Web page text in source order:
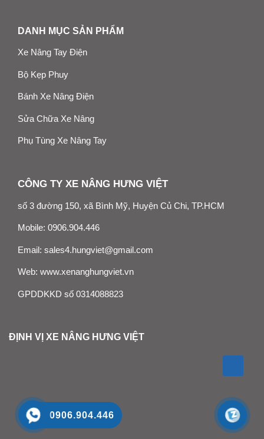
0906.904.446
DANH MỤC SẢN PHẨM
Xe Nâng Tay Điện
Bộ Kẹp Phuy
Bánh Xe Nâng Điện
Sửa Chữa Xe Nâng
Phụ Tùng Xe Nâng Tay
CÔNG TY XE NÂNG HƯNG VIỆT
số 3 đường 150, xã Bình Mỹ, Huyện Củ Chi, TP.HCM
Mobile: 0906.904.446
Email: sales4.hungviet@gmail.com
Web: www.xenanghungviet.vn
GPDDKKD số 0314088823
ĐỊNH VỊ XE NÂNG HƯNG VIỆT